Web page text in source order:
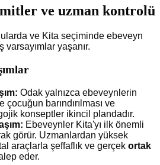
ve uzman kontrolü
ve Kita seçiminde ebeveyn
varsayımlar yaşanır.
Odak yalnızca ebeveynlerin
çocuğun barındırılması ve
konseptler ikincil plandadır.
Ebeveynler Kita'yı ilk önemli
görür. Uzmanlardan yüksek
araçlarla şeffaflık ve gerçek ortak
eder.